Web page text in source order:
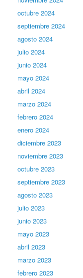
octubre 2024
septiembre 2024
agosto 2024
julio 2024
junio 2024
mayo 2024
abril 2024
marzo 2024
febrero 2024
enero 2024
diciembre 2023
noviembre 2023
octubre 2023
septiembre 2023
agosto 2023
julio 2023
junio 2023
mayo 2023
abril 2023
marzo 2023
febrero 2023